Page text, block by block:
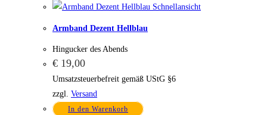
Schnellansicht
Armband Dezent Hellblau
Hingucker des Abends
€ 19,00
Umsatzsteuerbefreit gemäß UStG §6
zzgl. Versand
In den Warenkorb